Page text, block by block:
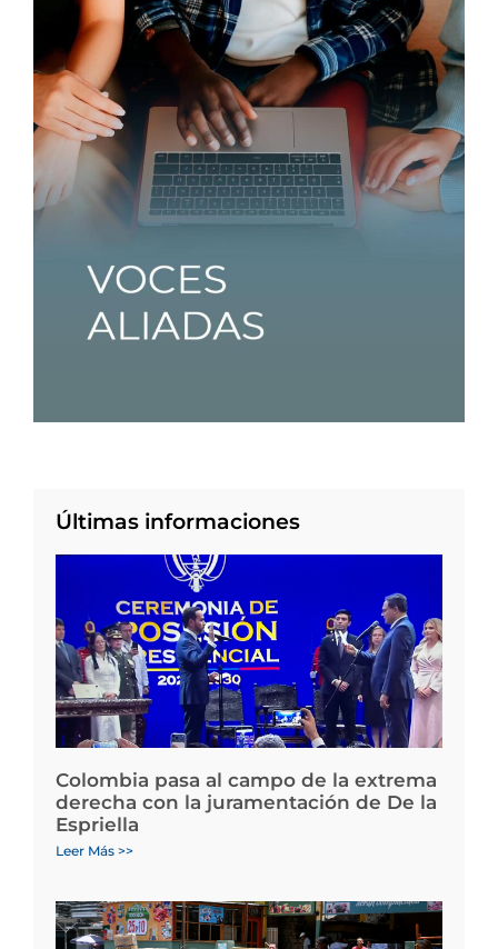
Últimas informaciones
Colombia pasa al campo de la extrema
derecha con la juramentación de De la
Espriella
Leer Más >>